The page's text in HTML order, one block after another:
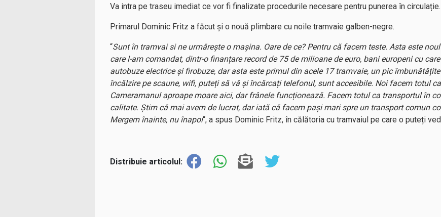
Va intra pe traseu imediat ce vor fi finalizate procedurile necesare pentru punerea în circulație.
Primarul Dominic Fritz a făcut și o nouă plimbare cu noile tramvaie galben-negre.
“Sunt în tramvai si ne urmărește o mașina. Oare de ce? Pentru că facem teste. Asta este
care l-am comandat, dintr-o finanțare record de 75 de milioane de euro, bani europeni cu
autobuze electrice și firobuze, dar asta este primul din acele 17 tramvaie, un pic
încălzire pe scaune, wifi, puteți să vă și încărcați telefonul, sunt accesibile. Noi facem totul
Cameramanul aproape moare aici, dar frânele funcționează. Facem totul ca transportul în
calitate. Știm că mai avem de lucrat, dar iată că facem pași mari spre un transport comun
Mergem înainte, nu înapoi“, a spus Dominic Fritz, în călătoria cu tramvaiul pe care o puteți
Distribuie articolul: